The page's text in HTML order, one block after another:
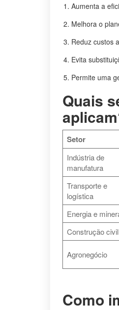
Aumenta a
Melhora o
Reduz custos
Evita
Permite uma
Quais
Setor
Indústria de
manufatura
Transporte e
logística
Energia e
Construção civil
Agronegócio
Como